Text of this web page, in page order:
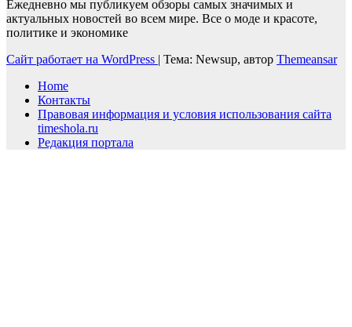
Ежедневно мы публикуем обзоры самых значимых и
актуальных новостей во всем мире. Все о моде и красоте,
политике и экономике
Сайт работает на WordPress | Тема: Newsup, автор Themeansar
Home
Контакты
Правовая информация и условия использования сайта
timeshola.ru
Редакция портала